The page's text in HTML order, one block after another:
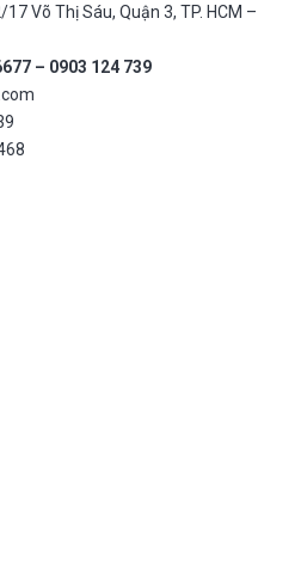
Võ Thị Sáu, Quận 3, TP. HCM –
– 0903 124 739